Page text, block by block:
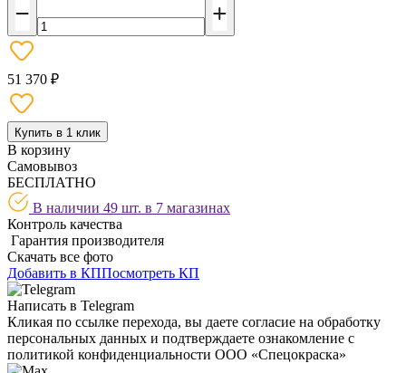
51 370 ₽
Купить в 1 клик
В корзину
Самовывоз
БЕСПЛАТНО
В наличии 49 шт. в 7 магазинах
Контроль качества
Гарантия производителя
Скачать все фото
Добавить в КППосмотреть КП
Написать в Telegram
Кликая по ссылке перехода, вы даете согласие на обработку
персональных данных и подтверждаете ознакомление с
политикой конфиденциальности ООО «Спецокраска»